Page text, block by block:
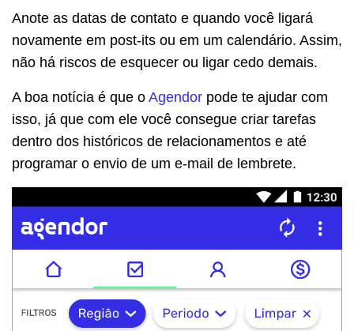
Anote as datas de contato e quando você ligará
novamente em post-its ou em um calendário. Assim,
não há riscos de esquecer ou ligar cedo demais.
A boa notícia é que o Agendor pode te ajudar com
isso, já que com ele você consegue criar tarefas
dentro dos históricos de relacionamentos e até
programar o envio de um e-mail de lembrete.